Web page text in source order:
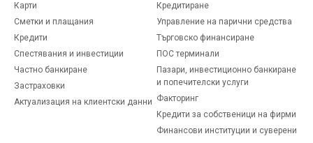
Карти
Сметки и плащания
Кредити
Спестявания и инвестиции
Частно банкиране
Застраховки
Актуализация на клиентски данни
Кредитиране
Управление на парични средства
Търговско финансиране
ПОС терминали
Пазари, инвестиционно банкиране
и попечителски услуги
Факторинг
Кредити за собственици на фирми
Финансови институции и суверени